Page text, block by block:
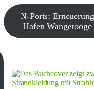
N-Ports: Erneuerung
Hafen Wangerooge